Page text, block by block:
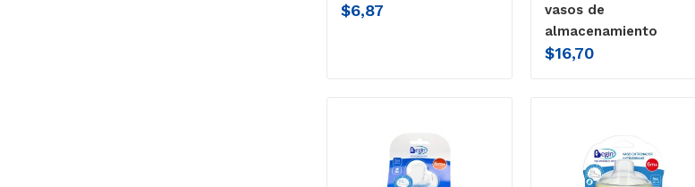
$6,87
vasos de
almacenamiento
$16,70